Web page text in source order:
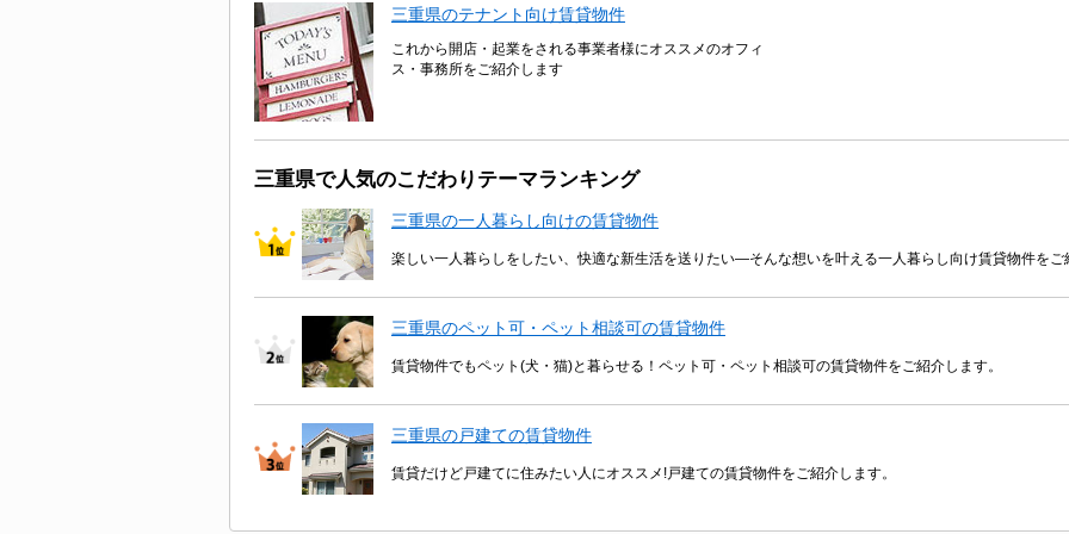
三重県のテナント向け賃貸物件
これから開店・起業をされる事業者様にオススメのオフィ
ス・事務所をご紹介します
三重県で人気のこだわりテーマランキング
三重県の一人暮らし向けの賃貸物件
楽しい一人暮らしをしたい、快適な新生活を送りたい―そんな想いを叶える一人暮らし向け賃貸物件をご
三重県のペット可・ペット相談可の賃貸物件
賃貸物件でもペット(犬・猫)と暮らせる！ペット可・ペット相談可の賃貸物件をご紹介します。
三重県の戸建ての賃貸物件
賃貸だけど戸建てに住みたい人にオススメ!戸建ての賃貸物件をご紹介します。